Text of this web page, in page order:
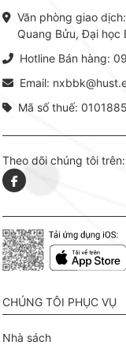
Văn phòng giao
Quang Bửu, Đại học
Hotline Bán hàng:
Email:
Mã số thuế:
Theo dõi chúng tôi trên:
CHÚNG TÔI PHỤC VỤ
Nhà sách